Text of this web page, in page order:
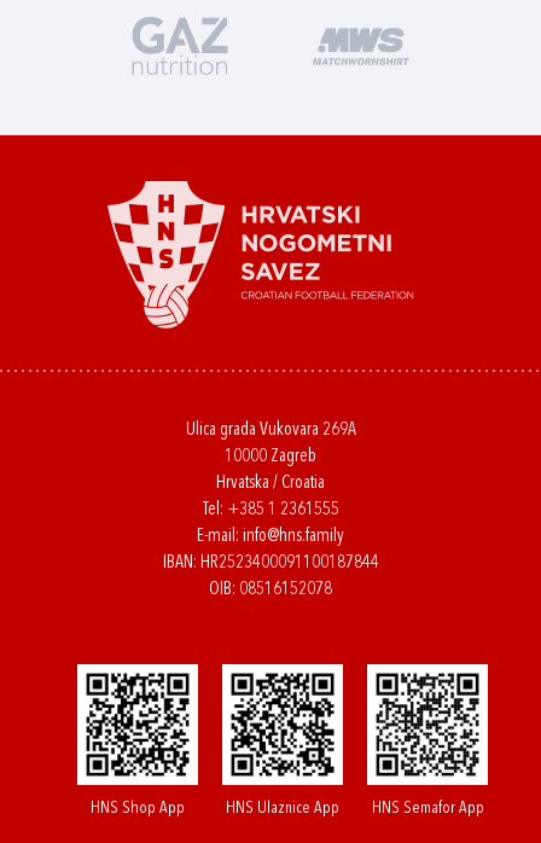
Ulica grada Vukovara 269A
10000 Zagreb
Hrvatska / Croatia
Tel: +385 1 2361555
E-mail: info@hns.family
IBAN: HR2523400091100187844
OIB: 08516152078
HNS Shop App HNS Ulaznice App HNS Semafor App